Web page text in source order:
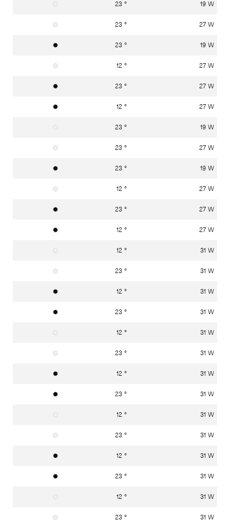
Verkehrsweiss RAL 9016
23 ° 19 W
Verkehrsweiss RAL 9016
23 ° 27 W
Graphitschwarz RAL 9011
23 ° 19 W
Verkehrsweiss RAL 9016
12 ° 27 W
Graphitschwarz RAL 9011
23 ° 27 W
Graphitschwarz RAL 9011
12 ° 27 W
Verkehrsweiss RAL 9016
23 ° 19 W
Verkehrsweiss RAL 9016
23 ° 27 W
Graphitschwarz RAL 9011
23 ° 19 W
Verkehrsweiss RAL 9016
12 ° 27 W
Graphitschwarz RAL 9011
23 ° 27 W
Graphitschwarz RAL 9011
12 ° 27 W
Verkehrsweiss RAL 9016
12 ° 31 W
Verkehrsweiss RAL 9016
23 ° 31 W
Graphitschwarz RAL 9011
12 ° 31 W
Graphitschwarz RAL 9011
23 ° 31 W
Verkehrsweiss RAL 9016
12 ° 31 W
Verkehrsweiss RAL 9016
23 ° 31 W
Graphitschwarz RAL 9011
12 ° 31 W
Graphitschwarz RAL 9011
23 ° 31 W
Verkehrsweiss RAL 9016
12 ° 31 W
Verkehrsweiss RAL 9016
23 ° 31 W
Graphitschwarz RAL 9011
12 ° 31 W
Graphitschwarz RAL 9011
23 ° 31 W
Verkehrsweiss RAL 9016
12 ° 31 W
Verkehrsweiss RAL 9016
23 ° 31 W